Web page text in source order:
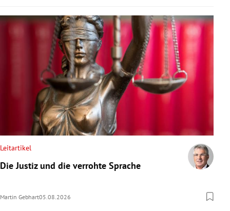
Leitartikel
Die Justiz und die verrohte Sprache
Martin Gebhart05.08.2026